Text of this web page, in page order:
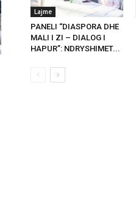
Lajme
PANELI “DIASPORA DHE
MALI I ZI – DIALOG I
HAPUR”: NDRYSHIMET...